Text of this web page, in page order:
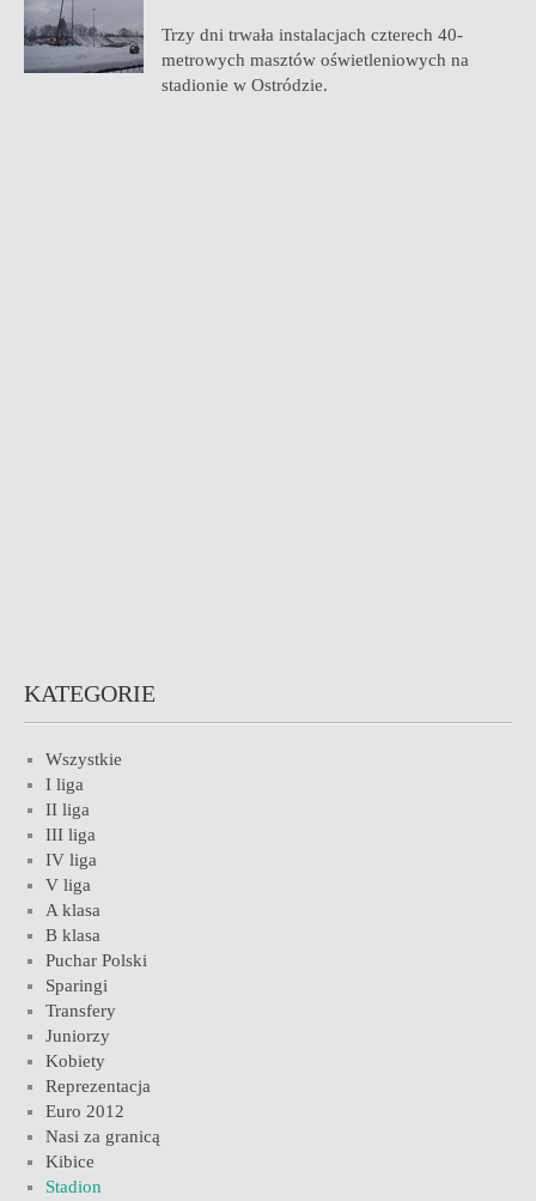
Trzy dni trwała instalacjach czterech 40-
metrowych masztów oświetleniowych na
stadionie w Ostródzie.
KATEGORIE
Wszystkie
I liga
II liga
III liga
IV liga
V liga
A klasa
B klasa
Puchar Polski
Sparingi
Transfery
Juniorzy
Kobiety
Reprezentacja
Euro 2012
Nasi za granicą
Kibice
Stadion